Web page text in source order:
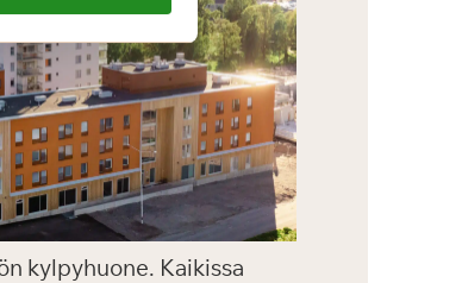
kylpyhuone. Kaikissa